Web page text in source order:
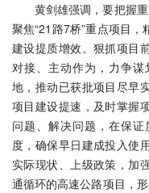
黄剑雄强调，要把握
聚焦“21路7桥”重点项目
建设提质增效。狠抓项目
对接、主动作为，力争
地，推动已获批项目尽早
项目建设提速，及时掌握
问题、解决问题，在保
度，确保早日建成投入使
实际现状、上级政策，加
通循环的高速公路项目，